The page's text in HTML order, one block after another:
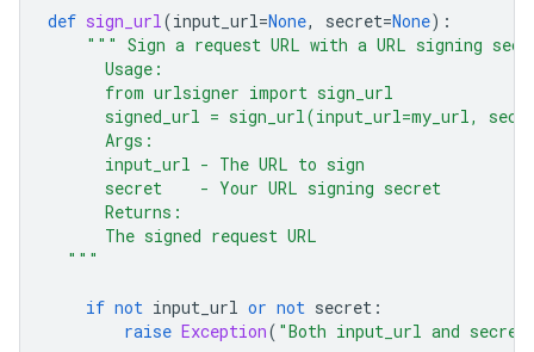
def sign_url(input_url=None, secret=None):
""" Sign a request URL with a URL signing
      Usage:
      from urlsigner import sign_url
signed_url = sign_url(input_url=my_url,
      Args:
      input_url - The URL to sign
      secret    - Your URL signing secret
      Returns:
      The signed request URL
  """
if not input_url or not secret :
raise Exception( "Both input_url and